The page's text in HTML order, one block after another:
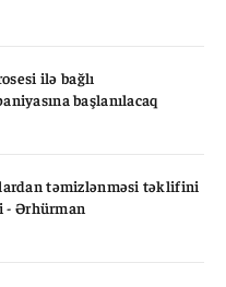
ilə bağlı
başlanılacaq
təmizlənməsi təklifini
- Ərhürman